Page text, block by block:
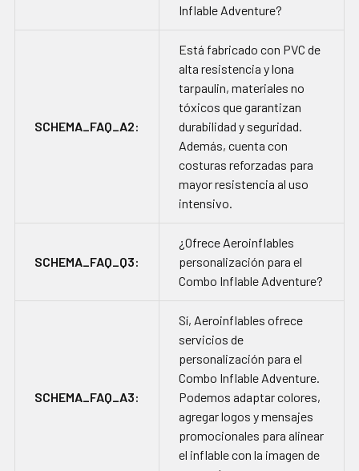
Inflable Adventure?
SCHEMA_FAQ_A2:
Está fabricado con PVC de
alta resistencia y lona
tarpaulin, materiales no
tóxicos que garantizan
durabilidad y seguridad.
Además, cuenta con
costuras reforzadas para
mayor resistencia al uso
intensivo.
SCHEMA_FAQ_Q3:
¿Ofrece Aeroinflables
personalización para el
Combo Inflable Adventure?
SCHEMA_FAQ_A3:
Sí, Aeroinflables ofrece
servicios de
personalización para el
Combo Inflable Adventure.
Podemos adaptar colores,
agregar logos y mensajes
promocionales para alinear
el inflable con la imagen de